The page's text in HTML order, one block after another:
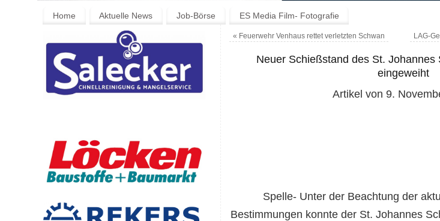
Home Aktuelle News Job-Börse ES Media Film- Fotografie
« Feuerwehr Venhaus rettet verletzten Schwan LAG-
Neuer Schießstand des St. Johannes
eingeweiht
Artikel von 9.
Spelle- Unter der Beachtung der
Bestimmungen konnte derSt. Johannes